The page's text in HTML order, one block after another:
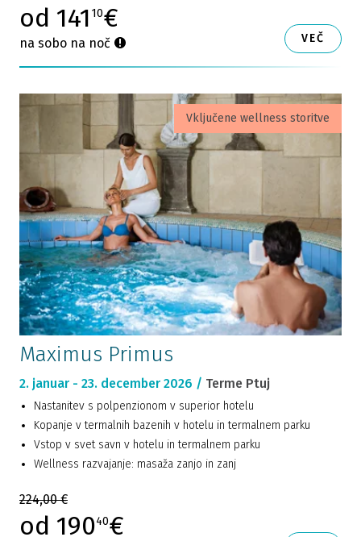
od 141 10€
na sobo na noč VEČ
Vključene wellness storitve
Maximus Primus
2. januar - 23. december 2026 / Terme Ptuj
Nastanitev s polpenzionom v superior hotelu
Kopanje v termalnih bazenih v hotelu in termalnem parku
Vstop v svet savn v hotelu in termalnem parku
Wellness razvajanje: masaža zanjo in zanj
224,00 €
od 19040€